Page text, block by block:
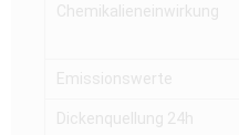
Chemikalieneinwirkung
Emissionswerte
Dickenquellung 24h